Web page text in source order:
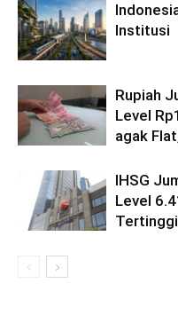
Institusi
Rupiah
Level
agak
IHSG
Level